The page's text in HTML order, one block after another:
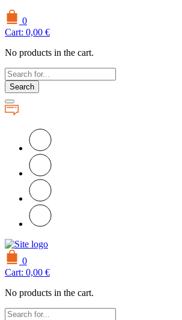
0
Cart: 0,00 €
No products in the cart.
Search
0
Cart: 0,00 €
No products in the cart.